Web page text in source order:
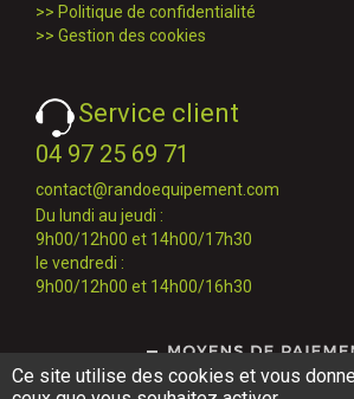
>> Politique de confidentialité
>> Gestion des cookies
Service client
04 97 25 69 71
contact@randoequipement.com
Du lundi au jeudi :
9h00/12h00 et 14h00/17h30
le vendredi :
9h00/12h00 et 14h00/16h30
Ce site utilise des cookies et vous